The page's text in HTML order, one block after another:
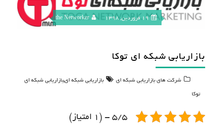
19 فروردین, 1398 the Networker
بازاریابی شبکه ای توکا
شرکت های بازاریابی شبکه ای بازاریابی شبکه ای,بازاریابی شبکه ای
توکا
5/5 - (1 امتیاز)